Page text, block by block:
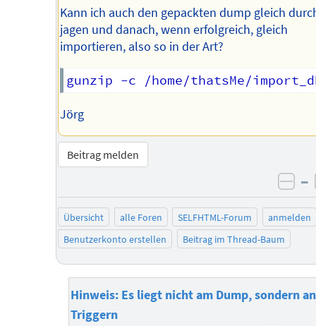
Kann ich auch den gepackten dump gleich
jagen und danach, wenn erfolgreich, gleich
importieren, also so in der Art?
Jörg
Beitrag melden
–
Übersicht alle Foren SELFHTML-Forum
anmelden
Benutzerkonto erstellen
Beitrag im Thread-Baum
Hinweis: Es liegt nicht am Dump, sondern
Triggern